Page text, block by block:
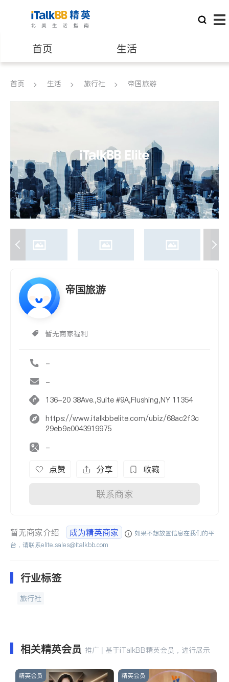
首页 生活
医生 律师
养老 非盈利组织
首页 生活 旅行社 帝国旅游
帝国旅游
暂无商家福利
-
-
136-20 38Ave.,Suite #9A,Flushing,NY 11354
https://www.italkbbelite.com/ubiz/68ac2f3c
29eb9e0043919975
-
点赞 分享 收藏
联系商家
暂无商家介绍 成为精英商家
如果不想放置信息在我们的平
台，请联系elite.sales@italkbb.com
行业标签
旅行社
相关精英会员 推广 | 基于iTalkBB精英会员，进行展示
精英会员 精英会员